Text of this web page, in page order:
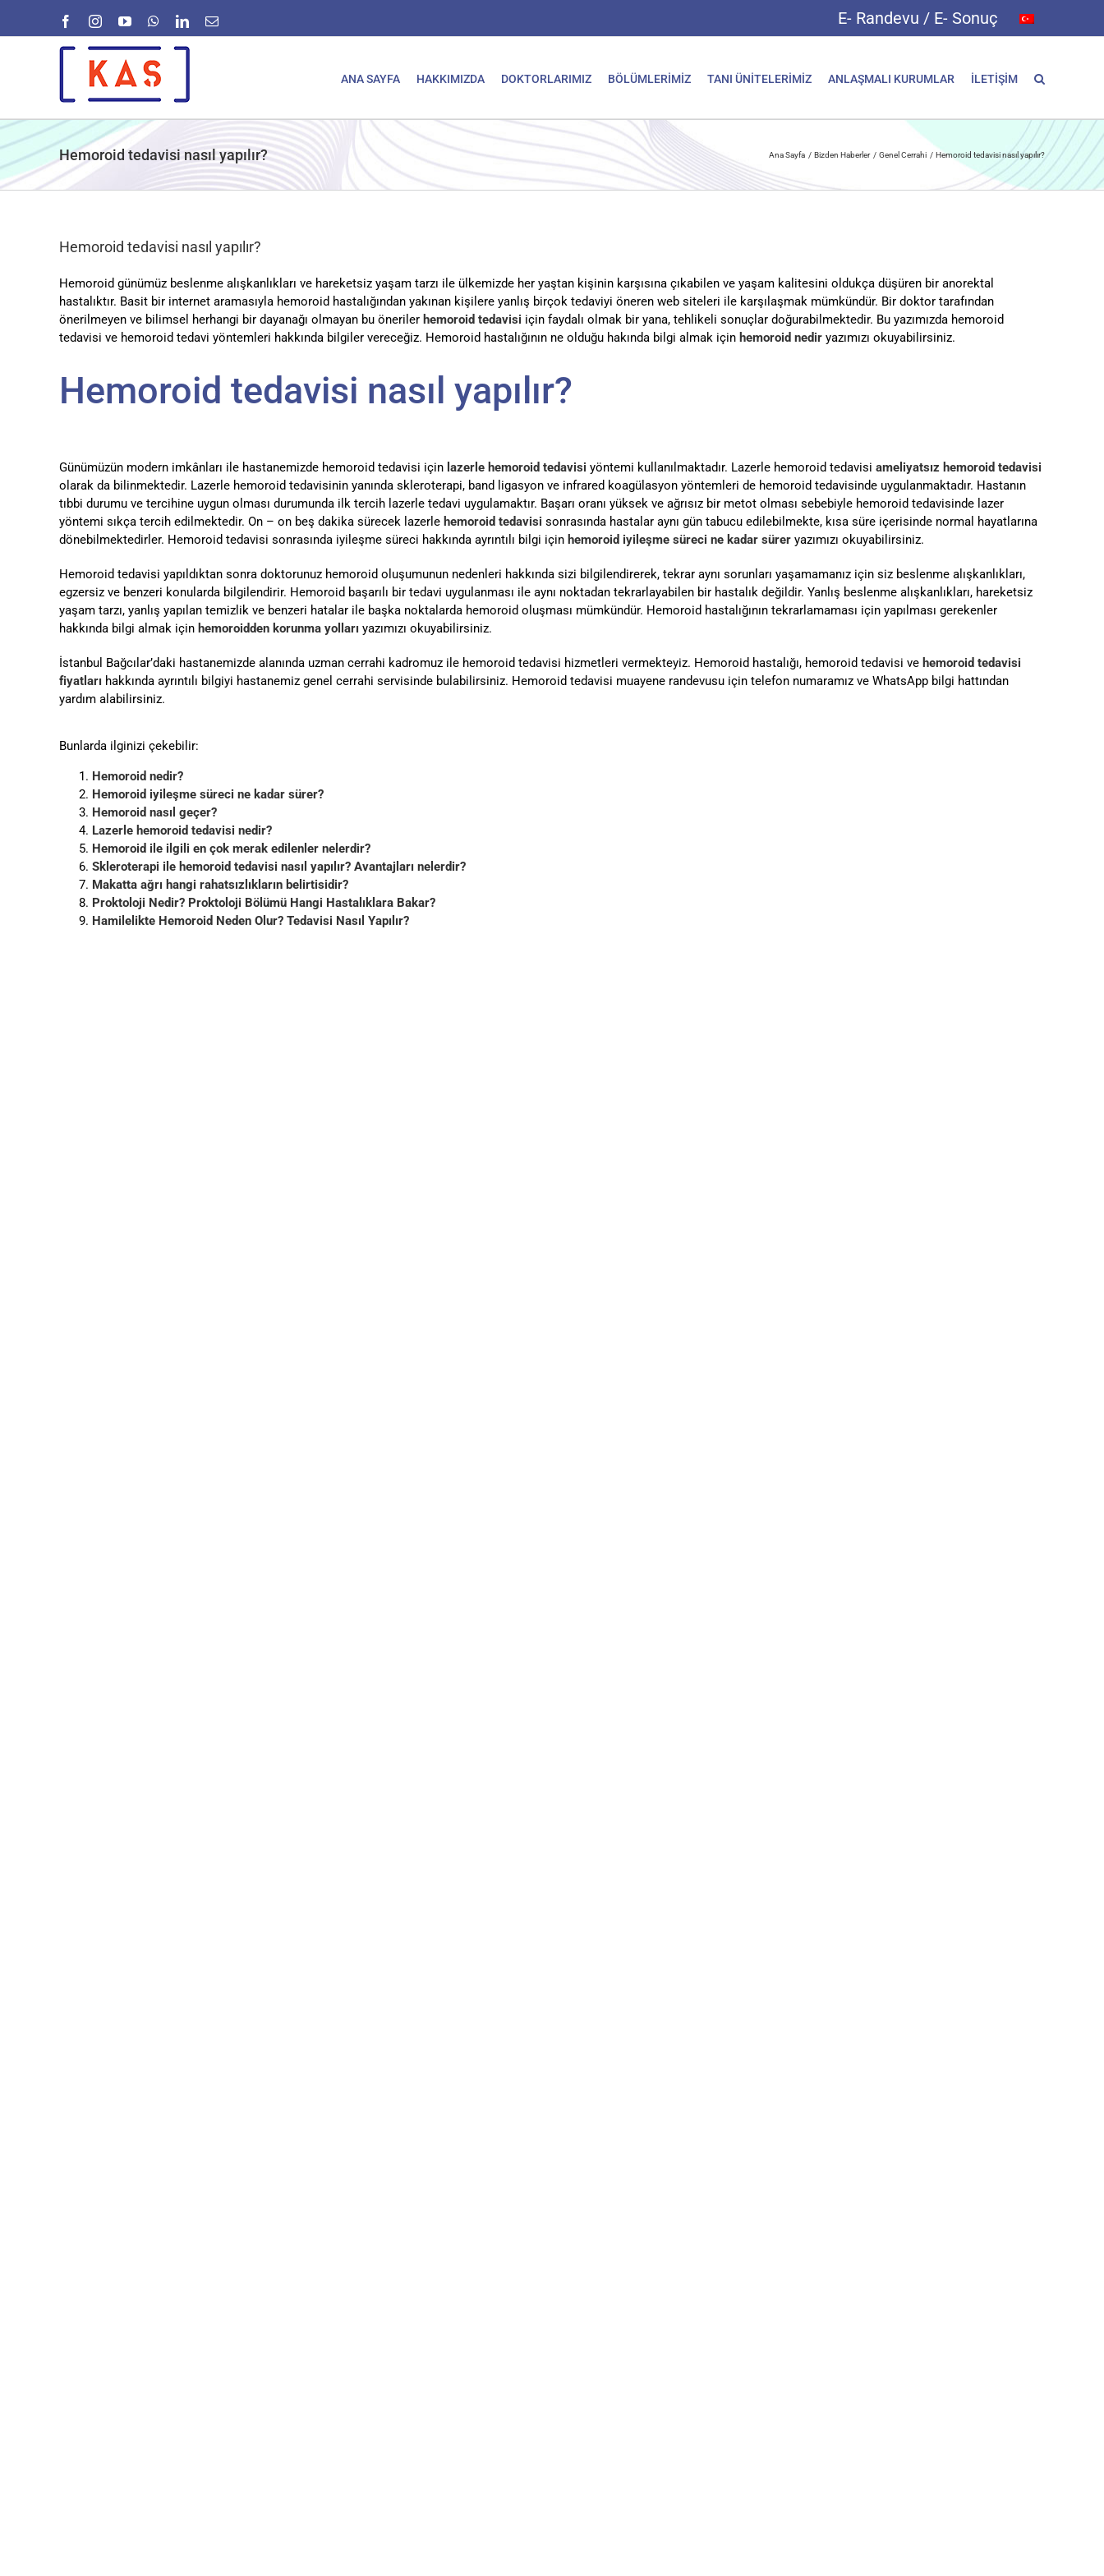
FacebookInstagramYouTubeWhatsApp
LinkedIn
E-
posta
E- Randevu / E- Sonuç
ANA SAYFA HAKKIMIZDA DOKTORLARIMIZ BÖLÜMLERİMİZ TANI ÜNİTELERİMİZ ANLAŞMALI KURUMLAR İLETİŞİM
Hemoroid tedavisi nasıl yapılır? Ana Sayfa Bizden Haberler Genel Cerrahi Hemoroid tedavisi nasıl yapılır?
Hemoroid tedavisi nasıl yapılır?
Hemoroid günümüz beslenme alışkanlıkları ve hareketsiz yaşam tarzı ile ülkemizde her yaştan kişinin karşısına çıkabilen ve yaşam kalitesini oldukça düşüren bir anorektal
hastalıktır. Basit bir internet aramasıyla hemoroid hastalığından yakınan kişilere yanlış birçok tedaviyi öneren web siteleri ile karşılaşmak mümkündür. Bir doktor tarafından
önerilmeyen ve bilimsel herhangi bir dayanağı olmayan bu öneriler hemoroid tedavisi için faydalı olmak bir yana, tehlikeli sonuçlar doğurabilmektedir. Bu yazımızda hemoroid
tedavisi ve hemoroid tedavi yöntemleri hakkında bilgiler vereceğiz. Hemoroid hastalığının ne olduğu hakında bilgi almak için hemoroid nedir yazımızı okuyabilirsiniz.
Hemoroid tedavisi nasıl yapılır?
Günümüzün modern imkânları ile hastanemizde hemoroid tedavisi için lazerle hemoroid tedavisi yöntemi kullanılmaktadır. Lazerle hemoroid tedavisi ameliyatsız hemoroid tedavisi
olarak da bilinmektedir. Lazerle hemoroid tedavisinin yanında skleroterapi, band ligasyon ve infrared koagülasyon yöntemleri de hemoroid tedavisinde uygulanmaktadır. Hastanın
tıbbi durumu ve tercihine uygun olması durumunda ilk tercih lazerle tedavi uygulamaktır. Başarı oranı yüksek ve ağrısız bir metot olması sebebiyle hemoroid tedavisinde lazer
yöntemi sıkça tercih edilmektedir. On – on beş dakika sürecek lazerle hemoroid tedavisi sonrasında hastalar aynı gün tabucu edilebilmekte, kısa süre içerisinde normal hayatlarına
dönebilmektedirler. Hemoroid tedavisi sonrasında iyileşme süreci hakkında ayrıntılı bilgi için hemoroid iyileşme süreci ne kadar sürer yazımızı okuyabilirsiniz.
Hemoroid tedavisi yapıldıktan sonra doktorunuz hemoroid oluşumunun nedenleri hakkında sizi bilgilendirerek, tekrar aynı sorunları yaşamamanız için siz beslenme alışkanlıkları,
egzersiz ve benzeri konularda bilgilendirir. Hemoroid başarılı bir tedavi uygulanması ile aynı noktadan tekrarlayabilen bir hastalık değildir. Yanlış beslenme alışkanlıkları, hareketsiz
yaşam tarzı, yanlış yapılan temizlik ve benzeri hatalar ile başka noktalarda hemoroid oluşması mümkündür. Hemoroid hastalığının tekrarlamaması için yapılması gerekenler
hakkında bilgi almak için hemoroidden korunma yolları yazımızı okuyabilirsiniz.
İstanbul Bağcılar’daki hastanemizde alanında uzman cerrahi kadromuz ile hemoroid tedavisi hizmetleri vermekteyiz. Hemoroid hastalığı, hemoroid tedavisi ve hemoroid tedavisi
fiyatları hakkında ayrıntılı bilgiyi hastanemiz genel cerrahi servisinde bulabilirsiniz. Hemoroid tedavisi muayene randevusu için telefon numaramız ve WhatsApp bilgi hattından
yardım alabilirsiniz.
Bunlarda ilginizi çekebilir:
Hemoroid nedir?
Hemoroid iyileşme süreci ne kadar sürer?
Hemoroid nasıl geçer?
Lazerle hemoroid tedavisi nedir?
Hemoroid ile ilgili en çok merak edilenler nelerdir?
Skleroterapi ile hemoroid tedavisi nasıl yapılır? Avantajları nelerdir?
Makatta ağrı hangi rahatsızlıkların belirtisidir?
Proktoloji Nedir? Proktoloji Bölümü Hangi Hastalıklara Bakar?
Hamilelikte Hemoroid Neden Olur? Tedavisi Nasıl Yapılır?